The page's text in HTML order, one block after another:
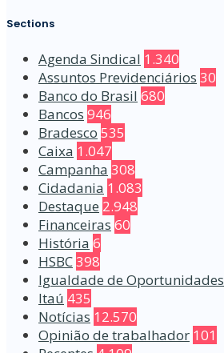
Sections
Agenda Sindical 1.340
Assuntos Previdenciários 30
Banco do Brasil 680
Bancos 946
Bradesco 535
Caixa 1.047
Campanha 308
Cidadania 1.083
Destaque 2.948
Financeiras 60
História 6
HSBC398
Igualdade de Oportunidades
Itaú 435
Notícias 12.570
Opinião de trabalhador 101